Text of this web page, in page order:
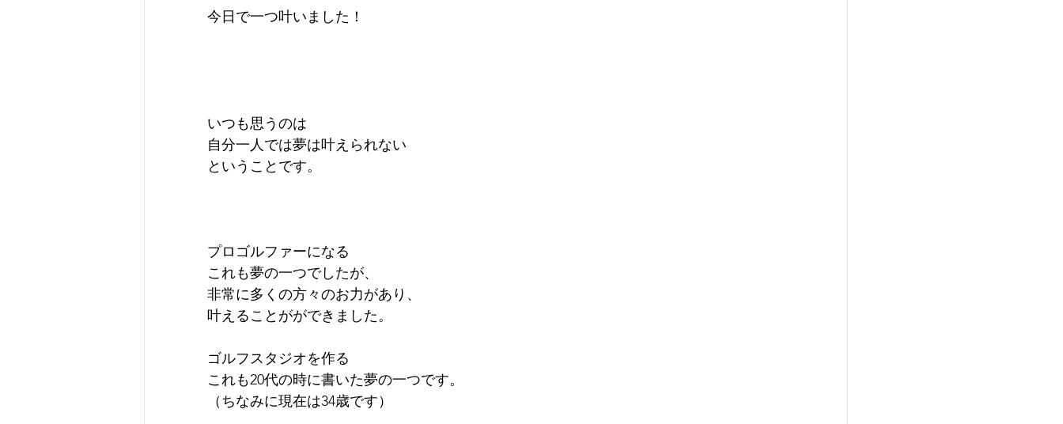
今日で一つ叶いました！
いつも思うのは
自分一人では夢は叶えられない
ということです。
プロゴルファーになる
これも夢の一つでしたが、
非常に多くの方々のお力があり、
叶えることがができました。
ゴルフスタジオを作る
これも20代の時に書いた夢の一つです。
（ちなみに現在は34歳です）